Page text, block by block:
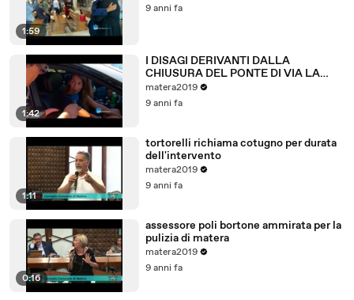
1:59
9 anni fa
1:42
I DISAGI DERIVANTI DALLA
CHIUSURA DEL PONTE DI VIA LA
MARTELLA A MATERA.
matera2019
9 anni fa
1:11
tortorelli richiama cotugno per durata
dell'intervento
matera2019
9 anni fa
0:16
assessore poli bortone ammirata per la
pulizia di matera
matera2019
9 anni fa